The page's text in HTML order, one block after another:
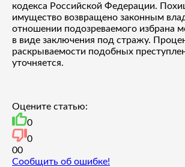
кодекса Российской Федерации.
имущество возвращено законным
отношении подозреваемого избрана
в виде заключения под стражу.
раскрываемости подобных
уточняется.
Оцените статью:
0
0
00
Сообщить об ошибке!